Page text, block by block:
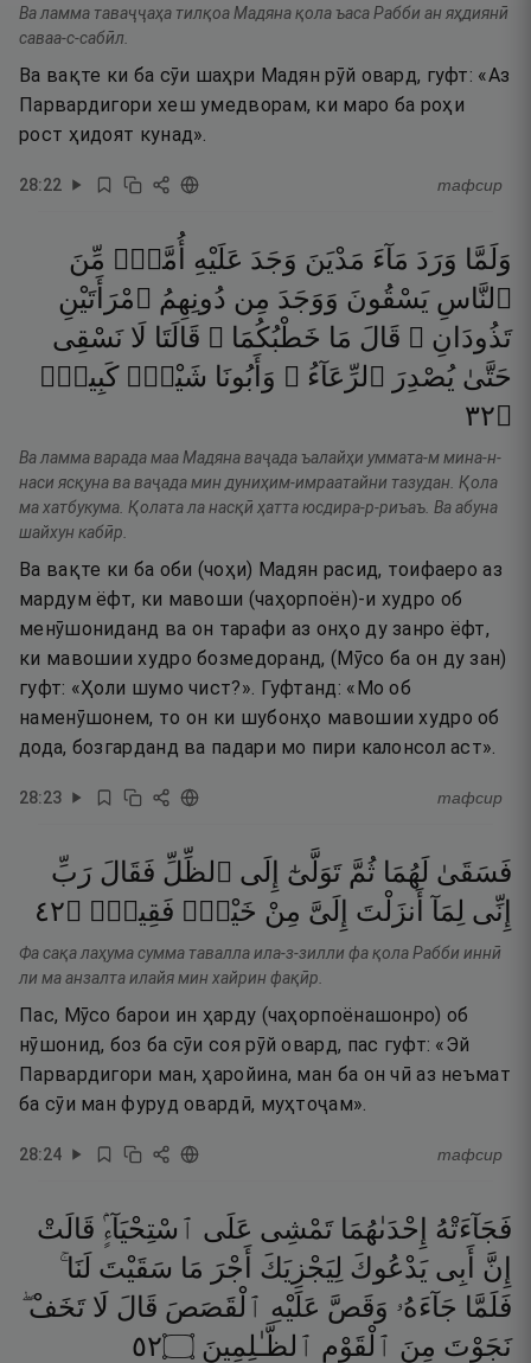
Ва ламма таваҷҷаҳа тилқоа Мадяна қола ъаса Рабби ан яҳдиянӣ
саваа-с-сабӣл.
Ва вақте ки ба сӯи шаҳри Мадян рӯй овард, гуфт: «Аз
Парвардигори хеш умедворам, ки маро ба роҳи
рост ҳидоят кунад».
28:22 тафсир
وَلَمَّا وَرَدَ مَآءَ مَدْيَنَ وَجَدَ عَلَيْهِ أُمَّةًۭ مِّنَ
ٱلنَّاسِ يَسْقُونَ وَوَجَدَ مِن دُونِهِمُ ٱمْرَأَتَيْنِ
تَذُودَانِ ۖ قَالَ مَا خَطْبُكُمَا ۖ قَالَتَا لَا نَسْقِى
حَتَّىٰ يُصْدِرَ ٱلرِّعَآءُ ۖ وَأَبُونَا شَيْخٌۭ كَبِيرٌۭ
۝٢٣
Ва ламма варада маа Мадяна ваҷада ъалайҳи уммата-м мина-н-
наси ясқуна ва ваҷада мин дуниҳим-имраатайни тазудан. Қола
ма хатбукума. Қолата ла насқӣ ҳатта юсдира-р-риъаъ. Ва абуна
шайхун кабӣр.
Ва вақте ки ба оби (чоҳи) Мадян расид, тоифаеро аз
мардум ёфт, ки мавоши (чаҳорпоён)-и худро об
менӯшониданд ва он тарафи аз онҳо ду занро ёфт,
ки мавошии худро бозмедоранд, (Мӯсо ба он ду зан)
гуфт: «Ҳоли шумо чист?». Гуфтанд: «Мо об
наменӯшонем, то он ки шубонҳо мавошии худро об
дода, бозгарданд ва падари мо пири калонсол аст».
28:23 тафсир
فَسَقَىٰ لَهُمَا ثُمَّ تَوَلَّىٰٓ إِلَى ٱلظِّلِّ فَقَالَ رَبِّ
إِنِّى لِمَآ أَنزَلْتَ إِلَىَّ مِنْ خَيْرٍۢ فَقِيرٌۭ ۝٢٤
Фа сақа лаҳума сумма тавалла ила-з-зилли фа қола Рабби иннӣ
ли ма анзалта илайя мин хайрин фақӣр.
Пас, Мӯсо барои ин ҳарду (чаҳорпоёнашонро) об
нӯшонид, боз ба сӯи соя рӯй овард, пас гуфт: «Эй
Парвардигори ман, ҳаройина, ман ба он чӣ аз неъмат
ба сӯи ман фуруд овардӣ, муҳтоҷам».
28:24 тафсир
فَجَآءَتْهُ إِحْدَىٰهُمَا تَمْشِى عَلَى ٱسْتِحْيَآءٍۢ قَالَتْ
إِنَّ
أَبِى يَدْعُوكَ لِيَجْزِيَكَ أَجْرَ مَا سَقَيْتَ لَنَا ۚ
فَلَمَّا جَآءَهُۥ وَقَصَّ عَلَيْهِ ٱلْقَصَصَ قَالَ لَا تَخَفْ ۖ
نَجَوْتَ مِنَ ٱلْقَوْمِ ٱلظَّـٰلِمِينَ ۝٢٥